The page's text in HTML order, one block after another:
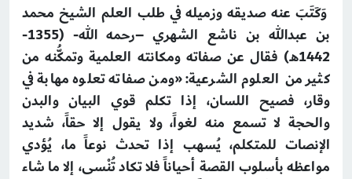
وَكَتَبَ عنه صديقه وزميله في طلب العلم الشيخ محمد
بن عبدالله بن ناشع الشهري –رحمه الله- (1355-
1442هـ) فقال عن صفاته ومكانته العلمية وتمكُّنه من
كثير من العلوم الشرعية: «ومن صفاته تعلوه مهابة في
وقار، فصيح اللسان، إذا تكلم قوي البيان والبدن
والحجة لا تسمع منه لغواً، ولا يقول إلا حقاً، شديد
الإنصات للمتكلم، يُسهب إذا تحدث نوعاً ما، يُؤدي
مواعظه بأسلوب القصة أحياناً فلا تكاد تُنْسى، إلا ما شاء